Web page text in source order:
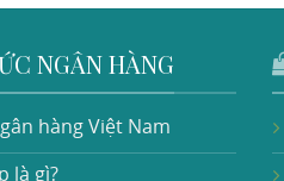
NGÂN HÀNG
hàng Việt Nam
là gì?